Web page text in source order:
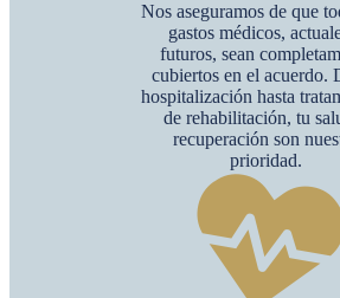
Nos aseguramos de que
gastos médicos,
futuros, sean
cubiertos en el acuerdo.
hospitalización hasta
de rehabilitación, tu
recuperación son
prioridad.